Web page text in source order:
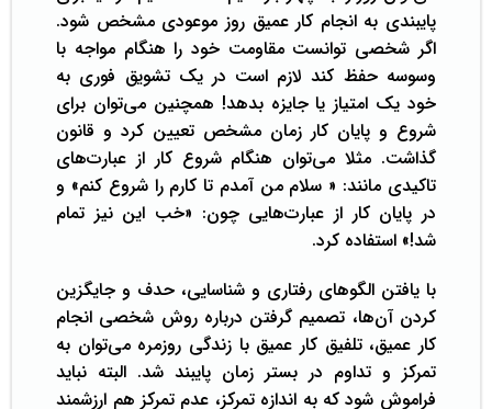
پایبندی به انجام کار عمیق روز موعودی مشخص شود.
اگر شخصی توانست مقاومت خود را هنگام مواجه با
وسوسه حفظ کند لازم است در یک تشویق فوری به
خود یک امتیاز یا جایزه بدهد! همچنین می‌توان برای
شروع و پایان کار زمان مشخص تعیین کرد و قانون
گذاشت. مثلا می‌توان هنگام شروع کار از عبارت‌های
تاکیدی مانند: « سلام من آمدم تا کارم را شروع کنم» و
در پایان کار از عبارت‌هایی چون: «خب این نیز تمام
شد!» استفاده کرد.
با یافتن الگوهای رفتاری و شناسایی، حدف و جایگزین
کردن آن‌ها، تصمیم گرفتن درباره روش شخصی انجام
کار عمیق، تلفیق کار عمیق با زندگی روزمره می‌توان به
تمرکز و تداوم در بستر زمان پایبند شد. البته نباید
فراموش شود که به اندازه تمرکز، عدم تمرکز هم ارزشمند